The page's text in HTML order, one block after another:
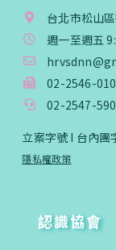
台北市松山
週一至週五
02-2546-
02-2547-
立案字號 I 台內
隱私權政策
認識協會